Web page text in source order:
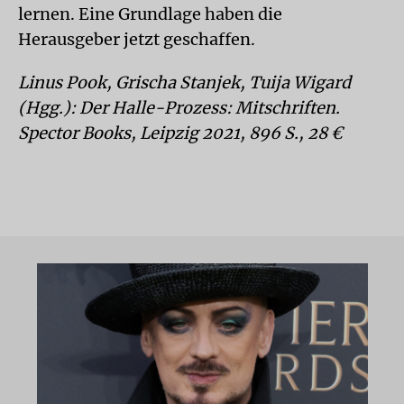
lernen. Eine Grundlage haben die
Herausgeber jetzt geschaffen.
Linus Pook, Grischa Stanjek, Tuija Wigard
(Hgg.): Der Halle-Prozess: Mitschriften.
Spector Books, Leipzig 2021, 896 S., 28 €